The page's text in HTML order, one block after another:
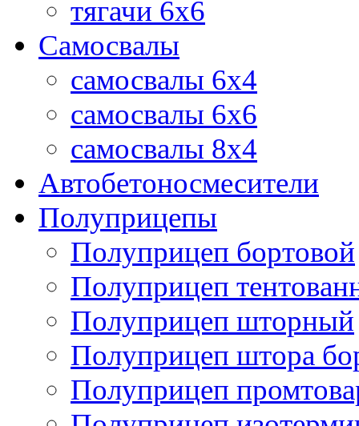
тягачи 6х6
Самосвалы
самосвалы 6x4
самосвалы 6x6
самосвалы 8x4
Автобетоносмесители
Полуприцепы
Полуприцеп бортовой
Полуприцеп
Полуприцеп шторный
Полуприцеп штора
Полуприцеп